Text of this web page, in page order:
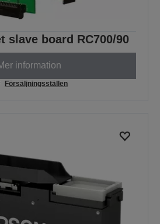
slave board RC700/90
information
Försäljningsställen